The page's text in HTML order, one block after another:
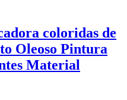
coloridas de
Oleoso Pintura
Material